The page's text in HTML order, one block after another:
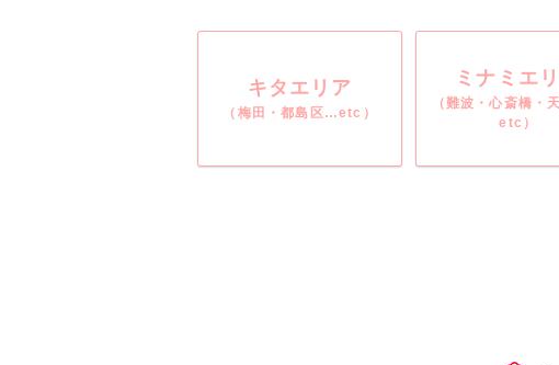
キタエリア
（梅田・都島区…etc）
ミナミエ
（難波・心斎橋・
etc）